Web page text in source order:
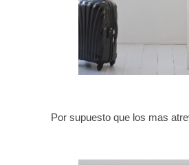
Por supuesto que los mas